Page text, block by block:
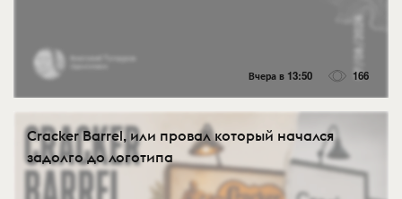
Вчера в 13:50 166
Cracker Barrel, или провал который начался
задолго до логотипа